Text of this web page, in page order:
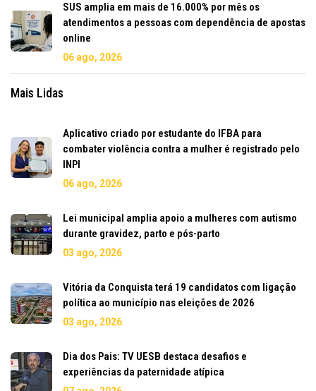
SUS amplia em mais de 16.000% por mês os
atendimentos a pessoas com dependência de apostas
online
06 ago, 2026
Mais Lidas
Aplicativo criado por estudante do IFBA para
combater violência contra a mulher é registrado pelo
INPI
06 ago, 2026
Lei municipal amplia apoio a mulheres com autismo
durante gravidez, parto e pós-parto
03 ago, 2026
Vitória da Conquista terá 19 candidatos com ligação
política ao município nas eleições de 2026
03 ago, 2026
Dia dos Pais: TV UESB destaca desafios e
experiências da paternidade atípica